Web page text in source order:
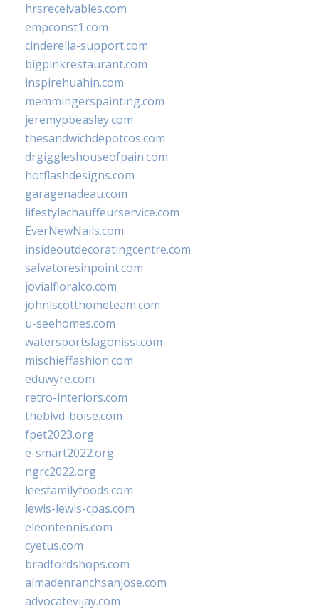
hrsreceivables.com
empconst1.com
cinderella-support.com
bigpinkrestaurant.com
inspirehuahin.com
memmingerspainting.com
jeremypbeasley.com
thesandwichdepotcos.com
drgiggleshouseofpain.com
hotflashdesigns.com
garagenadeau.com
lifestylechauffeurservice.com
EverNewNails.com
insideoutdecoratingcentre.com
salvatoresinpoint.com
jovialfloralco.com
johnlscotthometeam.com
u-seehomes.com
watersportslagonissi.com
mischieffashion.com
eduwyre.com
retro-interiors.com
theblvd-boise.com
fpet2023.org
e-smart2022.org
ngrc2022.org
leesfamilyfoods.com
lewis-lewis-cpas.com
eleontennis.com
cyetus.com
bradfordshops.com
almadenranchsanjose.com
advocatevijay.com